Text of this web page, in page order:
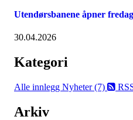
Utendørsbanene åpner
30.04.2026
Kategori
Alle innlegg Nyheter (7)
Arkiv